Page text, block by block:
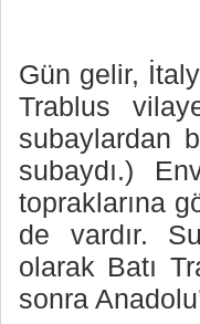
Gün gelir,
Trablus
subaylardan
subaydı.)
topraklarına
de vardır.
olarak Batı
sonra